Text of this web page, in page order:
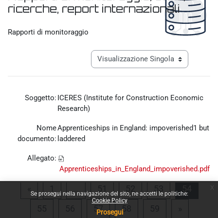
Se prosegui nella navigazione del sito, ne accetti le politiche:
Cookie Policy
Prosegui
ricerche, report internazionali
Rapporti di monitoraggio
Navigazione terziaria modalità
Soggetto: ICERES (Institute for Construction Economic
Research)
Nome
documento:
Apprenticeships in England: impoverished1 but
laddered
Allegato:
Apprenticeships_in_England_impoverished.pdf
Pagina precedente
Pagina 1 51 Pagina 51Pagina 52
53 Pagina 53
Pagina 56
57Pagina 57
58